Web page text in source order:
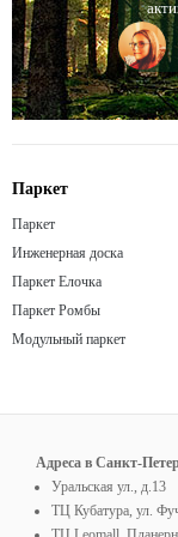
Паркет
Паркет
Инженерная доска
Паркет Елочка
Паркет Ромбы
Модульный паркет
Адреса в Санкт-
Уральская ул., д.13
ТЦ Кубатура, ул.